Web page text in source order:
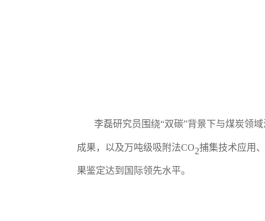
李磊研究员围绕“双碳”背景下与煤炭领
成果，以及万吨级吸附法CO2捕集技术应用
果鉴定达到国际领先水平。